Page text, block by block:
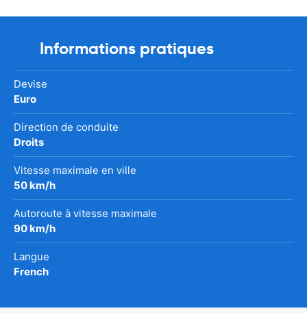
Informations pratiques
Devise
Euro
Direction de conduite
Droits
Vitesse maximale en ville
50 km/h
Autoroute à vitesse maximale
90 km/h
Langue
French